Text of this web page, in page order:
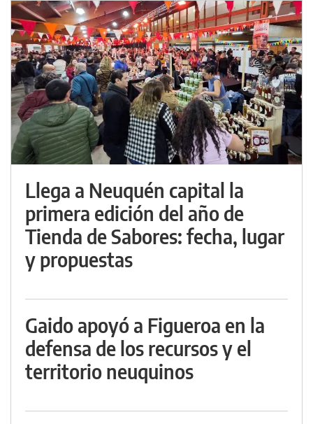
Llega a Neuquén capital la
primera edición del año de
Tienda de Sabores: fecha, lugar
y propuestas
Gaido apoyó a Figueroa en la
defensa de los recursos y el
territorio neuquinos